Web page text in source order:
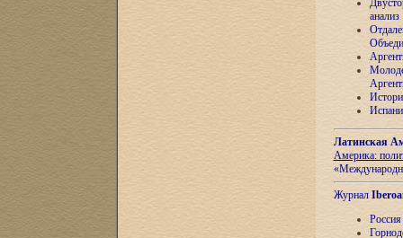
анализ
Латинская
Америка:
Журнал